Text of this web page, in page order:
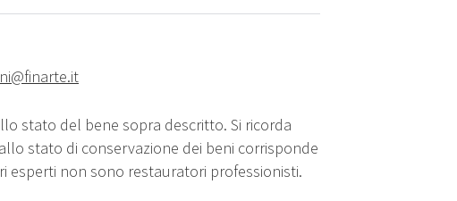
stato del bene sopra descritto. Si ricorda
stato di conservazione dei beni corrisponde
esperti non sono restauratori professionisti.